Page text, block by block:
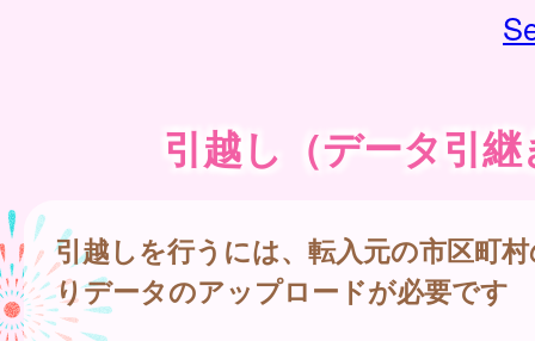
引越し（データ引継
引越しを行うには、転入元の市区町
りデータのアップロードが必要です